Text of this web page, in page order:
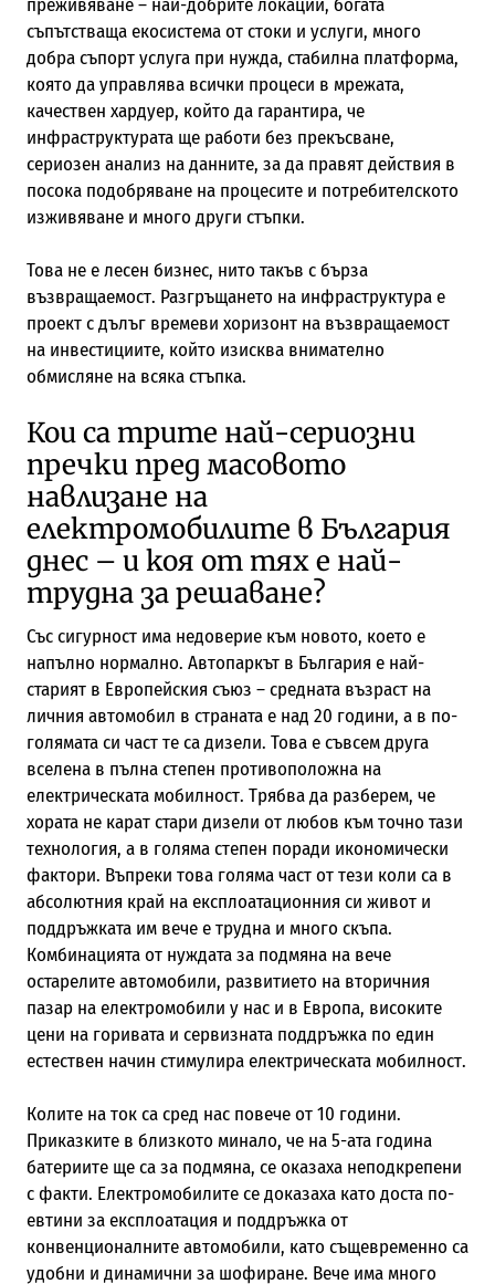
преживяване – най-добрите локации, богата
съпътстваща екосистема от стоки и услуги, много
добра съпорт услуга при нужда, стабилна платформа,
която да управлява всички процеси в мрежата,
качествен хардуер, който да гарантира, че
инфраструктурата ще работи без прекъсване,
сериозен анализ на данните, за да правят действия в
посока подобряване на процесите и потребителското
изживяване и много други стъпки.
Това не е лесен бизнес, нито такъв с бърза
възвращаемост. Разгръщането на инфраструктура е
проект с дълъг времеви хоризонт на възвращаемост
на инвестициите, който изисква внимателно
обмисляне на всяка стъпка.
Кои са трите най-сериозни
пречки пред масовото
навлизане на
електромобилите в България
днес – и коя от тях е най-
трудна за решаване?
Със сигурност има недоверие към новото, което е
напълно нормално. Автопаркът в България е най-
старият в Европейския съюз – средната възраст на
личния автомобил в страната е над 20 години, а в по-
голямата си част те са дизели. Това е съвсем друга
вселена в пълна степен противоположна на
електрическата мобилност. Трябва да разберем, че
хората не карат стари дизели от любов към точно тази
технология, а в голяма степен поради икономически
фактори. Въпреки това голяма част от тези коли са в
абсолютния край на експлоатационния си живот и
поддръжката им вече е трудна и много скъпа.
Комбинацията от нуждата за подмяна на вече
остарелите автомобили, развитието на вторичния
пазар на електромобили у нас и в Европа, високите
цени на горивата и сервизната поддръжка по един
естествен начин стимулира електрическата мобилност.
Колите на ток са сред нас повече от 10 години.
Приказките в близкото минало, че на 5-ата година
батериите ще са за подмяна, се оказаха неподкрепени
с факти. Електромобилите се доказаха като доста по-
евтини за експлоатация и поддръжка от
конвенционалните автомобили, като същевременно са
удобни и динамични за шофиране. Вече има много